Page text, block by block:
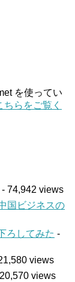
を使ってい
らをご覧く
- 74,942 views
国ビジネスの
ろしてみた -
views
views